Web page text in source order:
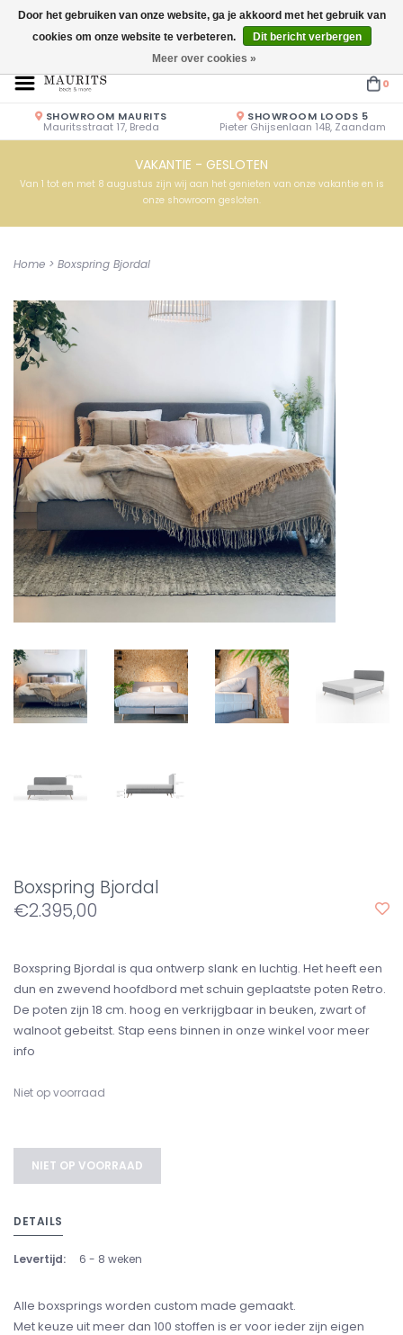
Openingstijden: Vrijdag & Zaterdag 10.00u - 17.00u of op afspraak!
0
SHOWROOM MAURITS
Mauritsstraat 17, Breda
SHOWROOM LOODS 5
Pieter Ghijsenlaan 14B, Zaandam
VAKANTIE - GESLOTEN
Van 1 tot en met 8 augustus zijn wij aan het genieten van onze vakantie en is
onze showroom gesloten.
Home > Boxspring Bjordal
Boxspring Bjordal
€2.395,00
Boxspring Bjordal is qua ontwerp slank en luchtig. Het heeft een
dun en zwevend hoofdbord met schuin geplaatste poten Retro.
De poten zijn 18 cm. hoog en verkrijgbaar in beuken, zwart of
walnoot gebeitst. Stap eens binnen in onze winkel voor meer
info
Niet op voorraad
NIET OP VOORRAAD
DETAILS
Levertijd: 6 - 8 weken
Alle boxsprings worden custom made gemaakt.
Met keuze uit meer dan 100 stoffen is er voor ieder zijn eigen
Door het gebruiken van onze website, ga je akkoord met het gebruik van
cookies om onze website te verbeteren.
Dit bericht verbergen
Meer over cookies »